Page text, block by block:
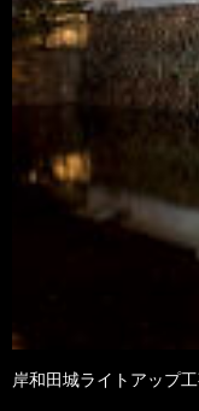
岸和田城ライトアップ工